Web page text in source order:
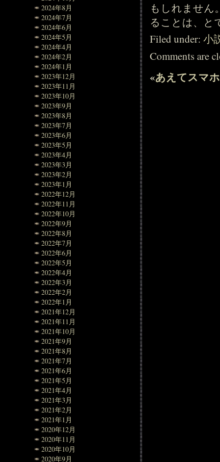
2024年8月
2024年7月
2024年6月
2024年5月
2024年4月
2024年2月
2024年1月
2023年12月
2023年11月
2023年10月
2023年9月
2023年8月
2023年7月
2023年6月
2023年5月
2023年4月
2023年3月
2023年2月
2023年1月
2022年12月
2022年11月
2022年10月
2022年9月
2022年8月
2022年7月
2022年6月
2022年5月
2022年4月
2022年3月
2022年2月
2022年1月
2021年12月
2021年11月
2021年10月
2021年9月
2021年8月
2021年7月
2021年6月
2021年5月
2021年4月
2021年3月
2021年2月
2021年1月
2020年12月
2020年11月
2020年10月
2020年9月
もしれません
ることは、と
Filed under:小
Comments are
«あえてスマ